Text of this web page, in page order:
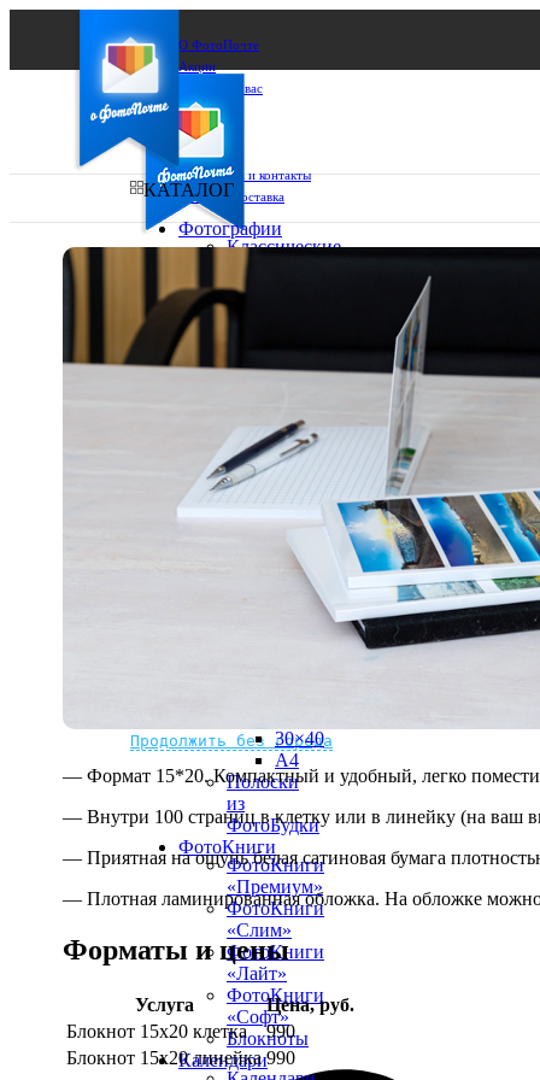
О ФотоПочте
Акции
Сделаем за вас
Бизнесу
FAQ
Франшиза
Поддержка и контакты
Оплата и доставка
Ваш регион доставки
Выберите из списка:
Продолжить без города
КАТАЛОГ
Фотографии
Классические
фото
15х15
15х20
20х30
30х30
30х40
в
10х10
10×15
13×18
30×40
A4
Полоски
из
ФотоБудки
ФотоКниги
ФотоКниги
«Премиум»
ФотоКниги
«Слим»
ФотоКниги
«Лайт»
ФотоКниги
«Софт»
Блокноты
Календари
— Формат 15*20. Компактный и удобный, легко
— Внутри 100 страниц в клетку или в линейку (на ваш
— Приятная на ощупь белая сатиновая бумага
— Плотная ламинированная обложка. На обложке
Форматы и цены
Услуга
Цена, руб.
Блокнот 15х20 клетка
990
Блокнот 15х20 линейка 990